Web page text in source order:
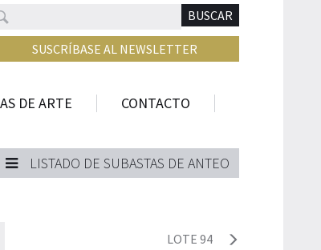
BUSCAR
SUSCRÍBASE AL NEWSLETTER
DE ARTE CONTACTO
LISTADO DE SUBASTAS DE ANTEO
LOTE 94